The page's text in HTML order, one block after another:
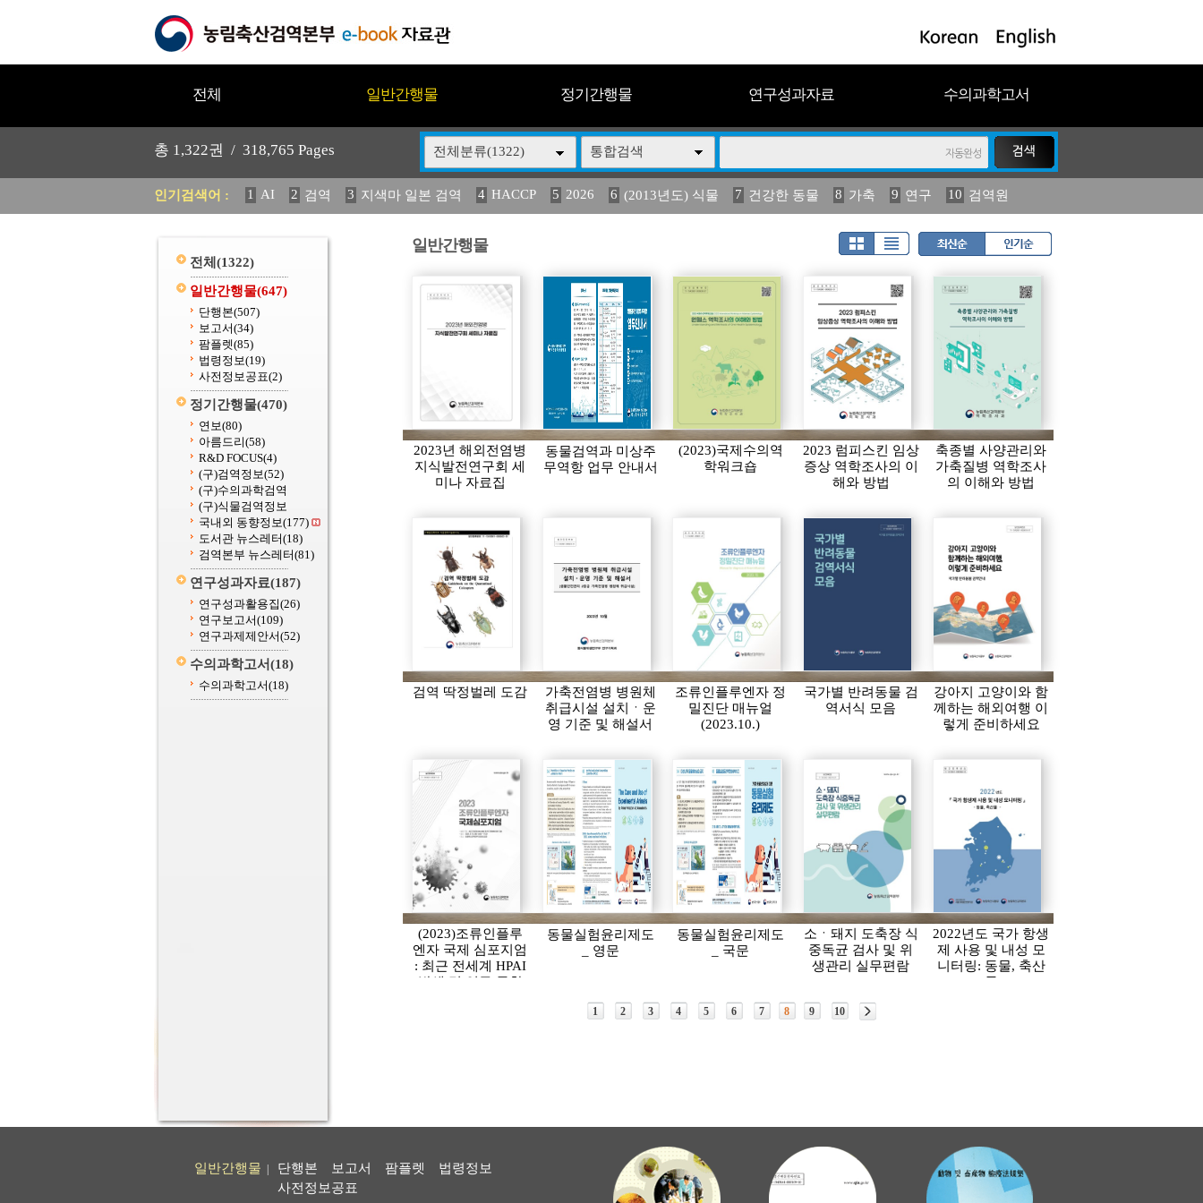
전체 일반간행물 정기간행물 연구성과자료 수의과학고서
총 1,322권 / 318,765 Pages 전체분류(1322) 통합검색
인기검색어 : 1 AI 2 검역 3 지색마 일본 검역 4 HACCP 5 2026 6 (2013년도) 식물 7 건강한 동물 8 가축 9 연구 10 검역원
11 2025 12 중독성 식물 도감 13 媛 異 14 (2013년도) 식 15 구제역 16 관리 17 연보 18 2023 19 농림수산
전체 (1322)
일반간행물(647)
단행본(507)
보고서(34)
팜플렛(85)
법령정보(19)
사전정보공표(2)
정기간행물(470)
연보(80)
아름드리(58)
R&D FOCUS(4)
(구)검역정보(52)
(구)수의과학검역
(구)식물검역정보
국내외 동향정보(177)
도서관 뉴스레터(18)
검역본부 뉴스레터(81)
연구성과자료(187)
연구성과활용집(26)
연구보고서(109)
연구과제제안서(52)
수의과학고서(18)
수의과학고서(18)
일반간행물
2023년 해외전염병
지식발전연구회 세
미나 자료집
동물검역과 미상주
무역항 업무 안내서
(2023)국제수의역
학워크숍
2023 럼피스킨 임상
증상 역학조사의 이
해와 방법
축종별 사양관리와
가축질병 역학조사
의 이해와 방법
검역 딱정벌레 도감
가축전염병 병원체
취급시설 설치ㆍ운
영 기준 및 해설서
조류인플루엔자 정
밀진단 매뉴얼
(2023.10.)
국가별 반려동물 검
역서식 모음
강아지 고양이와 함
께하는 해외여행 이
렇게 준비하세요
(2023)조류인플루
엔자 국제 심포지엄
: 최근 전세계 HPAI
발생 및 연구 동향
동물실험윤리제도
_ 영문
동물실험윤리제도
_ 국문
소ㆍ돼지 도축장 식
중독균 검사 및 위
생관리 실무편람
2022년도 국가 항생
제 사용 및 내성 모
니터링: 동물, 축산
물
1 2 3 4 5 6 7 8 9 10
일반간행물 단행본 보고서 팜플렛
법령정보
사전정보공표